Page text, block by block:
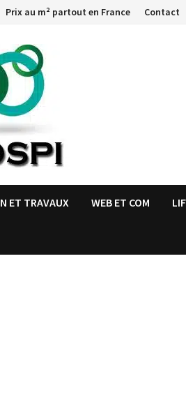
Prix au m² partout en France Contact
ET TRAVAUX WEB ET COM